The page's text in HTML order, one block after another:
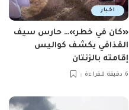
اخبار
«كان في خطر»… حارس سيف
القذافي يكشف كواليس
إقامته بالزنتان
6 دقيقة للقراءة